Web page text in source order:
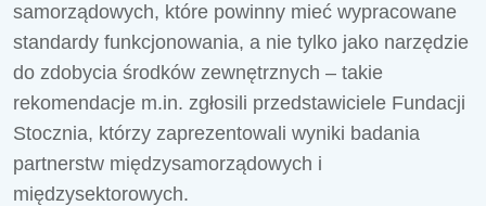
samorządowych, które powinny mieć wypracowane
standardy funkcjonowania, a nie tylko jako narzędzie
do zdobycia środków zewnętrznych – takie
rekomendacje m.in. zgłosili przedstawiciele Fundacji
Stocznia, którzy zaprezentowali wyniki badania
partnerstw międzysamorządowych i
międzysektorowych.